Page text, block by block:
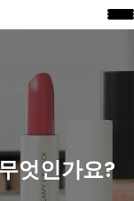
엇인가요?